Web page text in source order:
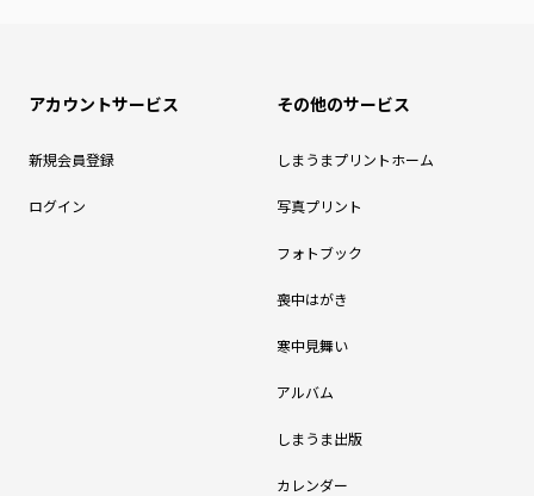
アカウントサービス
新規会員登録
ログイン
その他のサービス
しまうまプリントホーム
写真プリント
フォトブック
喪中はがき
寒中見舞い
アルバム
しまうま出版
カレンダー